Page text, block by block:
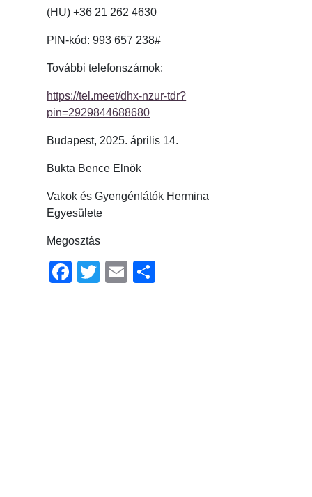
(HU) +36 21 262 4630
PIN-kód: ‪993 657 238#
További telefonszámok:
https://tel.meet/dhx-nzur-tdr?
pin=2929844688680
Budapest, 2025. április 14.
Bukta Bence Elnök
Vakok és Gyengénlátók Hermina
Egyesülete
Megosztás
Facebook
TwitterEmail